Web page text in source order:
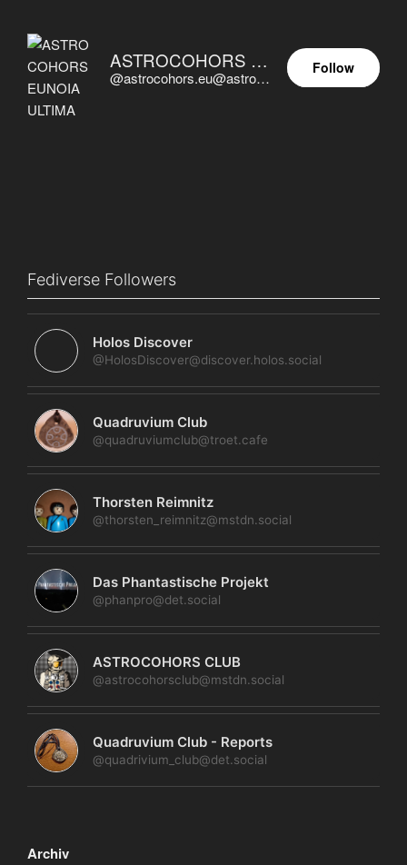
ASTROCOHORS EUNOIA ULTIMA
@astrocohors.eu@astrocohors.eu
Follow
Fediverse Followers
Holos Discover
@HolosDiscover@discover.holos.social
Quadruvium Club
@quadruviumclub@troet.cafe
Thorsten Reimnitz
@thorsten_reimnitz@mstdn.social
Das Phantastische Projekt
@phanpro@det.social
ASTROCOHORS CLUB
@astrocohorsclub@mstdn.social
Quadruvium Club - Reports
@quadrivium_club@det.social
Archiv